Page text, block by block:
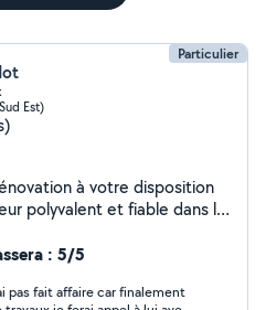
Particulier
Est)
à votre disposition
polyvalent et fiable dans la
: 5/5
pas fait affaire car finalement